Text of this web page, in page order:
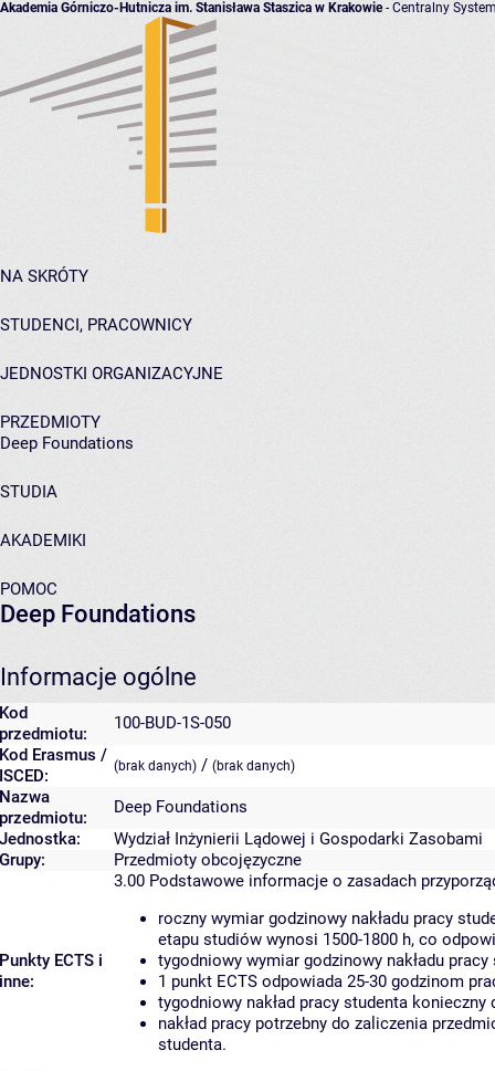
Akademia Górniczo-Hutnicza im. Stanisława Staszica w Krakowie- Centralny
NA SKRÓTY
STUDENCI, PRACOWNICY
JEDNOSTKI ORGANIZACYJNE
PRZEDMIOTY
Deep Foundations
STUDIA
AKADEMIKI
POMOC
Deep Foundations
Informacje ogólne
Kod
przedmiotu:
100-BUD-1S-050
Kod Erasmus /
ISCED:
(brak danych) / (brak danych)
Nazwa
przedmiotu:
Deep Foundations
Jednostka:
Wydział Inżynierii Lądowej i Gospodarki Zasobami
Grupy:
Przedmioty obcojęzyczne
Punkty ECTS i
inne:
3.00 Podstawowe informacje o zasadach
roczny wymiar godzinowy nakładu pracy
etapu studiów wynosi 1500-1800 h, co
tygodniowy wymiar godzinowy nakładu
1 punkt ECTS odpowiada 25-30 godzinom
tygodniowy nakład pracy studenta
nakład pracy potrzebny do zaliczenia
studenta.